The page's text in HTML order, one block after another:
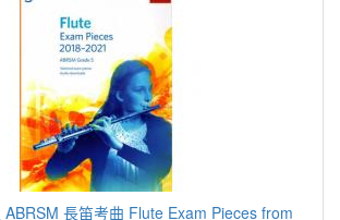
ABRSM 長笛考曲 Flute Exam Pieces from